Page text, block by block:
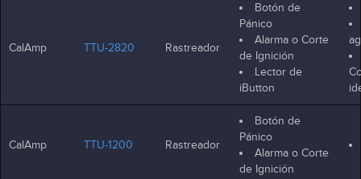
CalAmp TTU-2820 Rastreador
Botón de
Pánico
Alarma o Corte
de Ignición
Lector de
iButton
CalAmp TTU-1200 Rastreador
Botón de
Pánico
Alarma o Corte
de Ignición